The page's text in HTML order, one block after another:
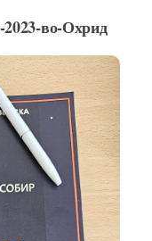
2023-во-Охрид